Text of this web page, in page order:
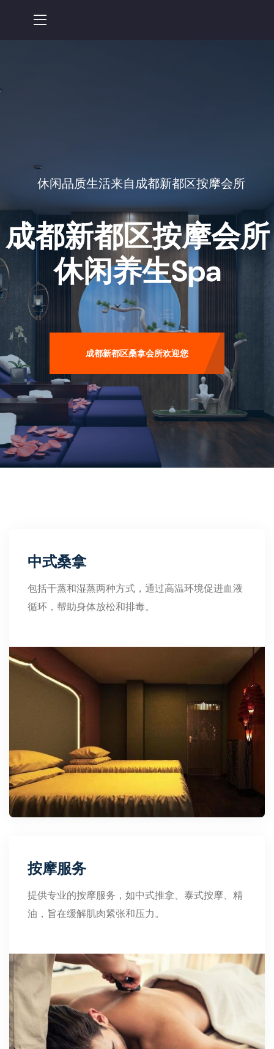
休闲品质生活来自成都新都区按摩会所
成都新都区按摩会所
休闲养生spa
成都新都区桑拿会所欢迎您
中式桑拿
包括干蒸和湿蒸两种方式，通过高温环境促进血液
循环，帮助身体放松和排毒。
按摩服务
提供专业的按摩服务，如中式推拿、泰式按摩、精
油，旨在缓解肌肉紧张和压力。